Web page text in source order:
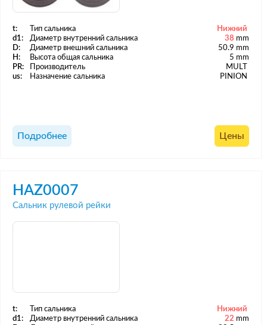
t: Тип сальника
Нижний
d1:
Диаметр внутренний сальника 38 mm
D:
Диаметр внешний сальника
50.9 mm
H:
Высота общая сальника
5 mm
PR:
Производитель
MULT
us:
Назначение сальника PINION
Подробнее Цены
HAZ0007
Сальник рулевой рейки
t: Тип сальника
Нижний
d1:
Диаметр внутренний сальника 22 mm